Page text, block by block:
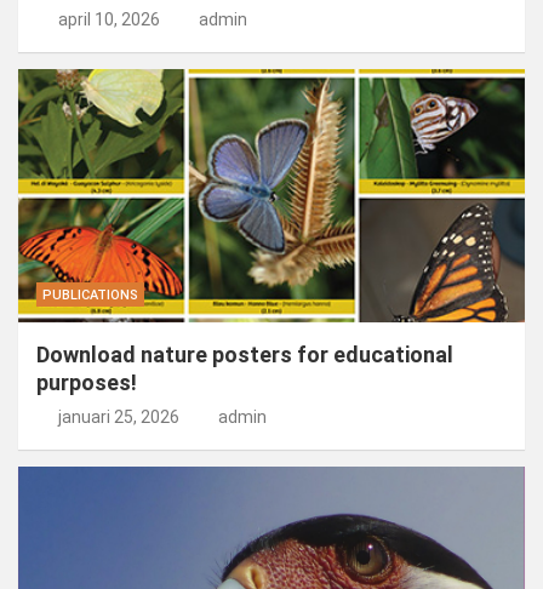
april 10, 2026 admin
PUBLICATIONS
Download nature posters for educational
purposes!
januari 25, 2026 admin